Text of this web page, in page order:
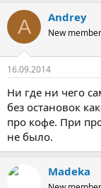
A Andrey
New member
16.09.2014
Ни где ни чего
без остановок
про кофе. При
не было.
Madeka